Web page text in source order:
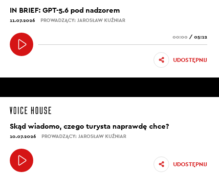
IN BRIEF: GPT-5.6 pod nadzorem
11.07.2026 PROWADZĄCY: JAROSŁAW KUŹNIAR
00:00 / 05:12
UDOSTĘPNIJ
Skąd wiadomo, czego turysta naprawdę chce?
10.07.2026 PROWADZĄCY: JAROSŁAW KUŹNIAR
UDOSTĘPNIJ